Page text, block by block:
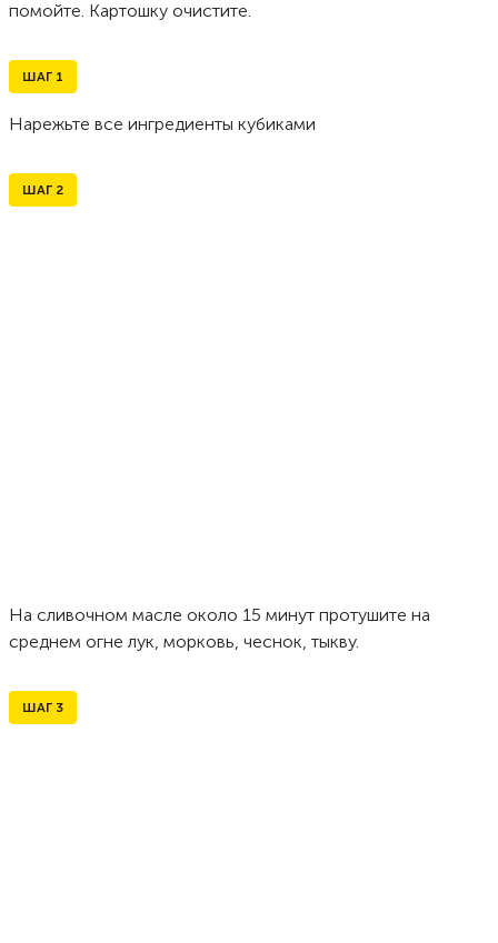
помойте. Картошку очистите.
ШАГ 1
Нарежьте все ингредиенты кубиками
ШАГ 2
На сливочном масле около 15 минут протушите на
среднем огне лук, морковь, чеснок, тыкву.
ШАГ 3